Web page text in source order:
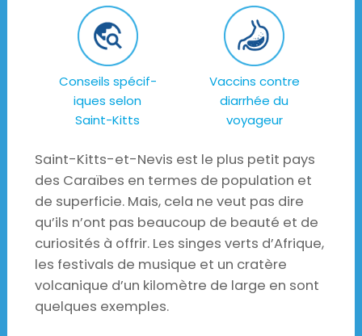
Conseils spécif-
iques selon
Saint-Kitts
Vaccins contre
diarrhée du
voyageur
Saint-Kitts-et-Nevis est le plus petit pays
des Caraïbes en termes de population et
de superficie. Mais, cela ne veut pas dire
qu’ils n’ont pas beaucoup de beauté et de
curiosités à offrir. Les singes verts d’Afrique,
les festivals de musique et un cratère
volcanique d’un kilomètre de large en sont
quelques exemples.